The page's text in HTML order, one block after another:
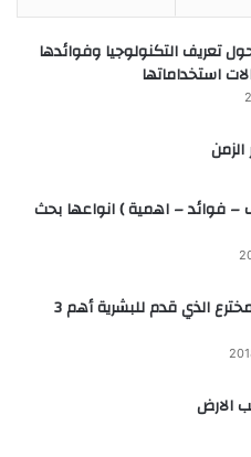
تعريف التكنولوجيا وفوائدها
استخداماتها
– فوائد – اهمية ) انواعها بحث
نيكولا تسلا المخترع الذي قدم للبشرية أهم 3
الارض